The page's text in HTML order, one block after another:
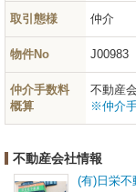
取引態様 仲介
物件No J00983
仲介手数料
概算
不動産
※仲介
不動産会社情報
(有)日栄不